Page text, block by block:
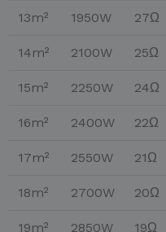
13m² 1950W 27Ω
14m² 2100W 25Ω
15m² 2250W 24Ω
16m² 2400W 22Ω
17m² 2550W 21Ω
18m² 2700W 20Ω
19m² 2850W 19Ω